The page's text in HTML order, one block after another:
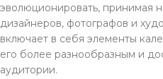
эволюционировать, принимая
дизайнеров, фотографов и
включает в себя элементы
его более разнообразным и
аудитории.